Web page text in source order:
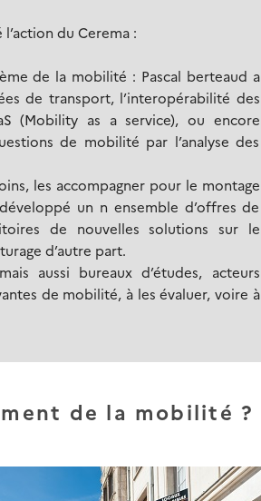
du Cerema :
de la mobilité : Pascal berteaud a
de transport, l’interopérabilité des
(Mobility as a service), ou encore
de mobilité par l’analyse des
les accompagner pour le montage
un n ensemble d’offres de
de nouvelles solutions sur le
d’autre part.
aussi bureaux d’études, acteurs
de mobilité, à les évaluer, voire à
de la mobilité ?